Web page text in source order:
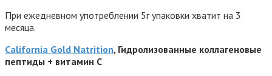
При ежедневном употреблении 5г упаковки хватит на 3
месяца.
California Gold Natrition, Гидролизованные коллагеновые
пептиды + витамин С